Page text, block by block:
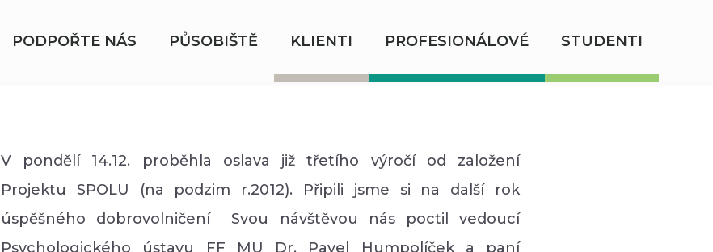
PODPOŘTE NÁS PŮSOBIŠTĚ KLIENTI PROFESIONÁLOVÉ STUDENTI
V pondělí 14.12. proběhla oslava již třetího výročí od založení
Projektu SPOLU (na podzim r.2012). Připili jsme si na další rok
úspěšného dobrovolničení Svou návštěvou nás poctil vedoucí
Psychologického ústavu FF MU Dr. Pavel Humpolíček a paní